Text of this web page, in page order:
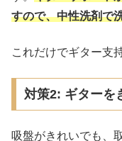
すので、中性洗剤で
これだけでギター支
対策2: ギターを
吸盤がきれいでも、